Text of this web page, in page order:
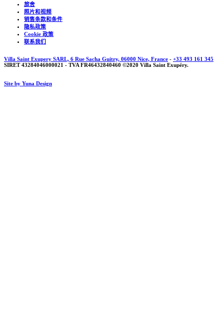
旅舍
照片和视频
销售条款和条件
隐私政策
Cookie 政策
联系我们
Villa Saint Exupery SARL, 6 Rue Sacha Guitry, 06000 Nice, France - +33 493 161 345
SIRET 43284046000021 - TVA FR46432840460 ©2020 Villa Saint Exupéry.
Site by Yuna Design